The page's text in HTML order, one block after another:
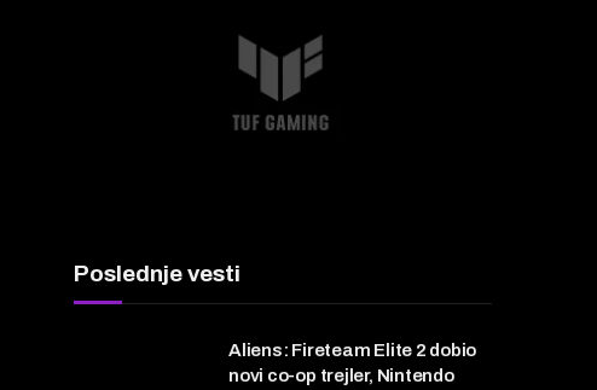
Poslednje vesti
Aliens: Fireteam Elite 2 dobio
novi co-op trejler, Nintendo